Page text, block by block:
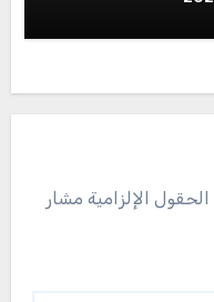
الحقول الإلزامية مشار